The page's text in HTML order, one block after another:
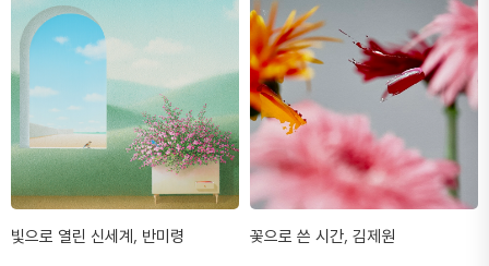
빛으로 열린 신세계, 반미령 꽃으로 쓴 시간, 김제원